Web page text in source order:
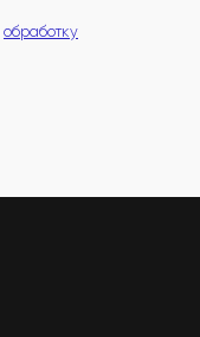
обработку